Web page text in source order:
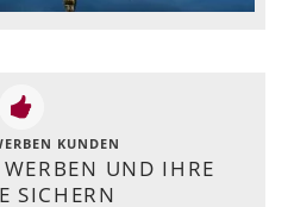
KUNDEN
WERBEN UND IHRE
SICHERN